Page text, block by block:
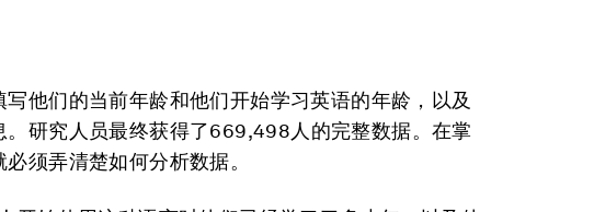
他们的当前年龄和他们开始学习英语的年龄，以及
。研究人员最终获得了669,498人的完整数据。在掌
须弄清楚如何分析数据。